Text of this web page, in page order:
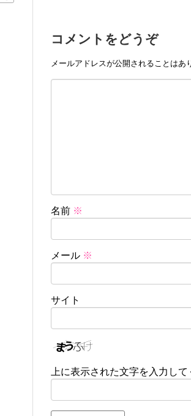
コメントをどうぞ
メールアドレスが公開されることはあ
名前 ※
メール ※
サイト
上に表示された文字を入力して